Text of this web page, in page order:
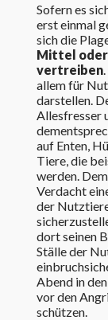
Sofern es
erst einmal
sich die
Mittel
vertreiben
allem für
darstellen.
Allesfresser
auf Enten,
Tiere, die
werden.
Verdacht
der
dort seinen
Ställe der
Abend in
vor den
schützen.